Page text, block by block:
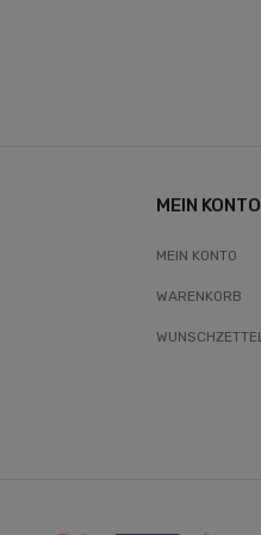
MEIN KONTO
MEIN KONTO
WARENKORB
WUNSCHZETTEL